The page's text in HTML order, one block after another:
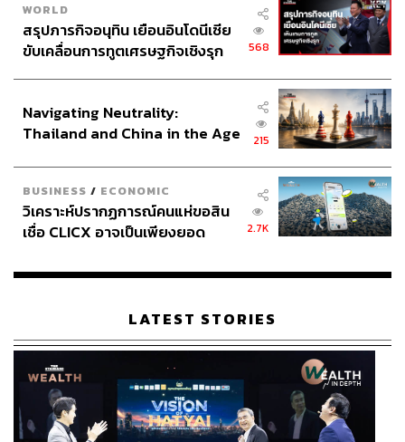
WORLD
สรุปภารกิจอนุทิน เยือนอินโดนีเซีย
ขับเคลื่อนการทูตเศรษฐกิจเชิงรุก
568
Navigating Neutrality:
Thailand and China in the Age
215
BUSINESS / ECONOMIC
วิเคราะห์ปรากฏการณ์คนแห่ขอสิน
เชื่อ CLICX อาจเป็นเพียงยอด
เรือนไทยที่ถูกซุกไว้
2.7K
LATEST STORIES